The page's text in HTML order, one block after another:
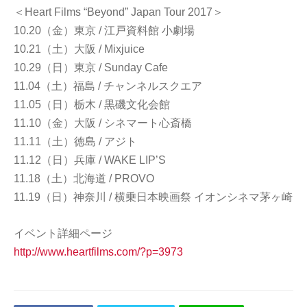
＜Heart Films “Beyond” Japan Tour 2017＞
10.20（金）東京 / 江戸資料館 小劇場
10.21（土）大阪 / Mixjuice
10.29（日）東京 / Sunday Cafe
11.04（土）福島 / チャンネルスクエア
11.05（日）栃木 / 黒磯文化会館
11.10（金）大阪 / シネマート心斎橋
11.11（土）徳島 / アジト
11.12（日）兵庫 / WAKE LIP’S
11.18（土）北海道 / PROVO
11.19（日）神奈川 / 横乗日本映画祭 イオンシネマ茅ヶ崎
イベント詳細ページ
http://www.heartfilms.com/?p=3973